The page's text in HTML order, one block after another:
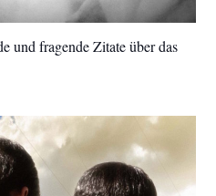
und fragende Zitate über das